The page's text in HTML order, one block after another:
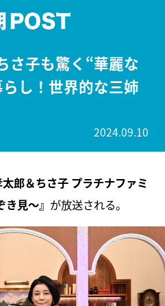
さ子も驚く“華麗な
し！世界的な三姉
2024.09.10
太郎＆ちさ子 プラチナファミ
見～』 が放送される。